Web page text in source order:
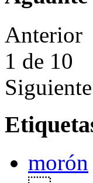
Anterior
1 de 10
Siguiente
morón